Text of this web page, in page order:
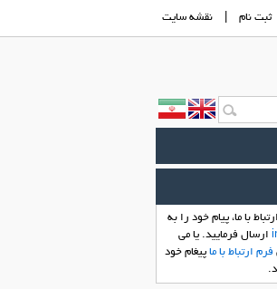
ثبت نام نقشه سايت
با ما، پیام خود را به
ارسال فرماييد. یا می
فرم ارتباط با ما پیغام خود